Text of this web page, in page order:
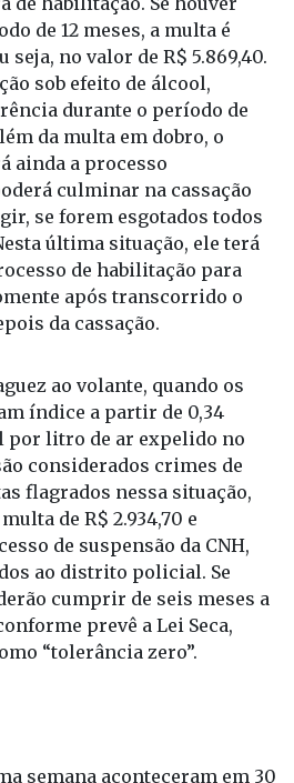
responde a processo de
de habilitação. Se houver
de 12 meses, a multa é
no valor de R$ 5.869,40.
sob efeito de álcool,
durante o período de
da multa em dobro, o
ainda a processo
culminar na cassação
se forem esgotados todos
última situação, ele terá
de habilitação para
após transcorrido o
ao volante, quando os
índice a partir de 0,34
por litro de ar expelido no
considerados crimes de
flagrados nessa situação,
de R$ 2.934,70 e
de suspensão da CNH,
ao distrito policial. Se
cumprir de seis meses a
prevê a Lei Seca,